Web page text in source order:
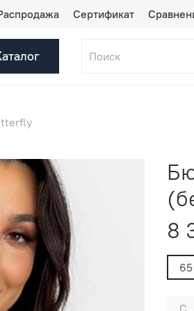
Сертификат
8
65
C